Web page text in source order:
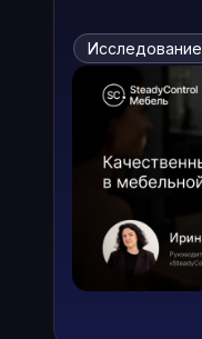
Исследование